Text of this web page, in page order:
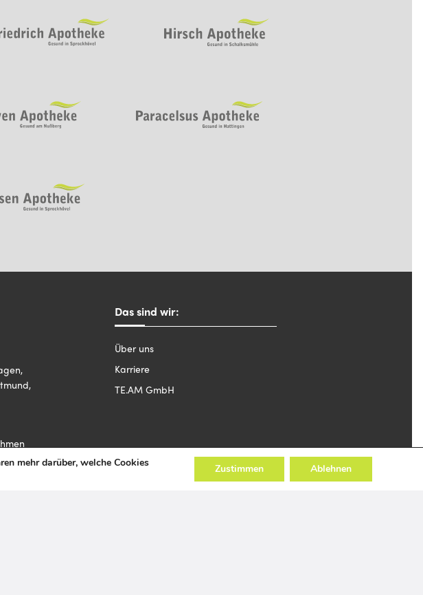
Das sind wir:
Über uns
Karriere
TE.AM GmbH
mehr darüber, welche Cookies
Zustimmen Ablehnen